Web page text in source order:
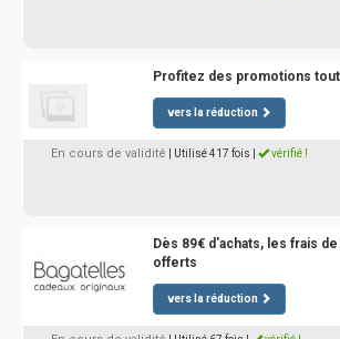
Profitez des promotions
vers la réduction
En cours de validité | Utilisé 417 fois vérifié !
Dès 89€ d'achats, les frais
offerts
vers la réduction